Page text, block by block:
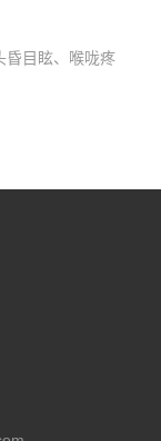
昏目眩、喉咙疼